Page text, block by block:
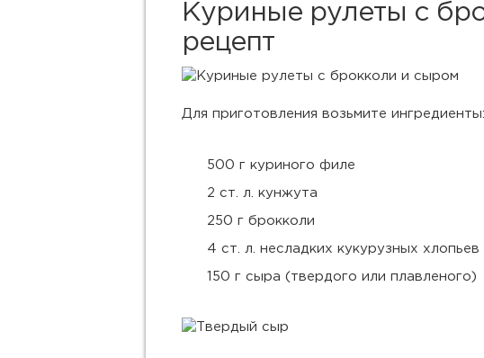
Куриные рулеты с
рецепт
Для приготовления возьмите ингредиенты:
500 г куриного филе
2 ст. л. кунжута
250 г брокколи
4 ст. л. несладких кукурузных хлопьев
150 г сыра (твердого или плавленого)